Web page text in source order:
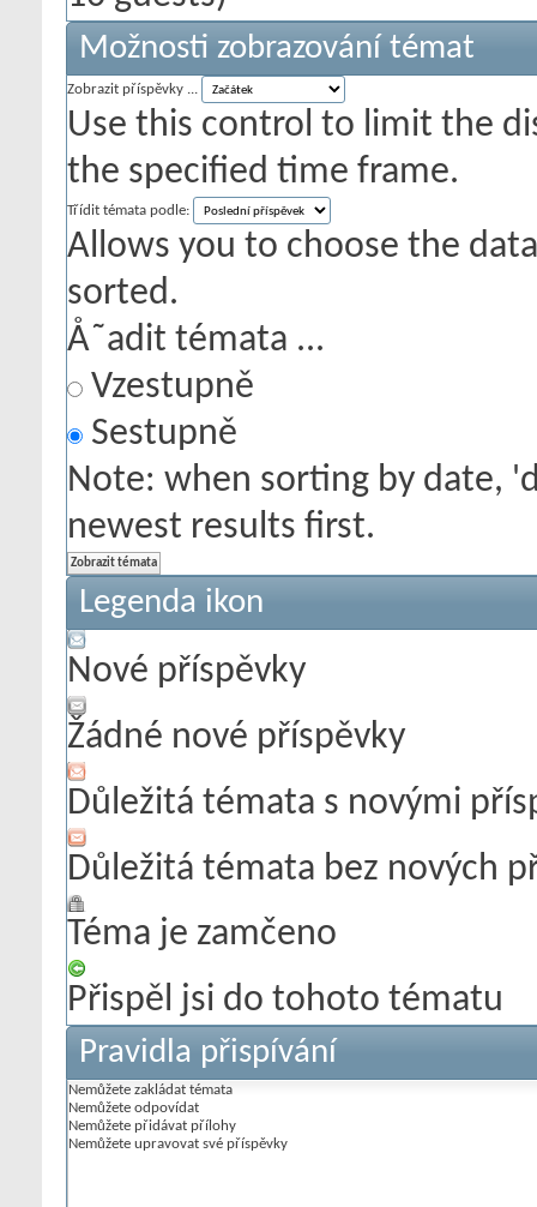
Možnosti zobrazování témat
Zobrazit příspěvky ...
Use this control to limit the
the specified time frame.
Třídit témata podle:
Allows you to choose the
sorted.
Å˜adit témata ...
Vzestupně
Sestupně
Note: when sorting by date,
newest results first.
Legenda ikon
Nové příspěvky
Žádné nové příspěvky
Důležitá témata s novými
Důležitá témata bez nových
Téma je zamčeno
Přispěl jsi do tohoto tématu
Pravidla přispívání
Nemůžete zakládat témata
Nemůžete odpovídat
Nemůžete přidávat přílohy
Nemůžete upravovat své příspěvky